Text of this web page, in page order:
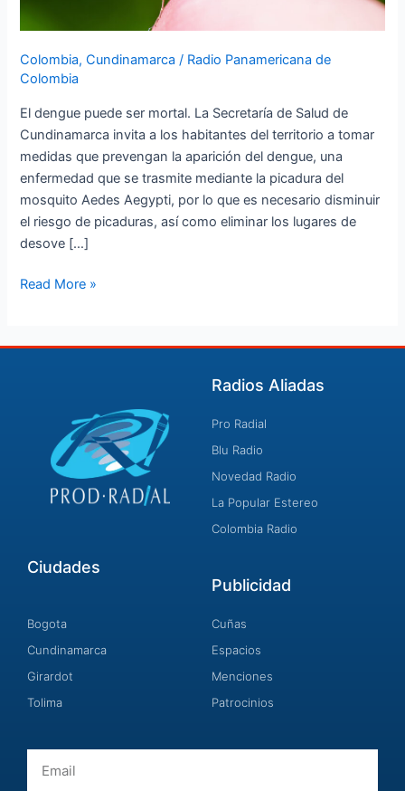
Colombia,Cundinamarca / Radio Panamericana de
Colombia
El dengue puede ser mortal. La Secretaría de Salud de
Cundinamarca invita a los habitantes del territorio a tomar
medidas que prevengan la aparición del dengue, una
enfermedad que se trasmite mediante la picadura del
mosquito Aedes Aegypti, por lo que es necesario disminuir
el riesgo de picaduras, así como eliminar los lugares de
desove […]
Read More »
Radios Aliadas
Pro Radial
Blu Radio
Novedad Radio
La Popular Estereo
Colombia Radio
Ciudades
Bogota
Cundinamarca
Girardot
Tolima
Publicidad
Cuñas
Espacios
Menciones
Patrocinios